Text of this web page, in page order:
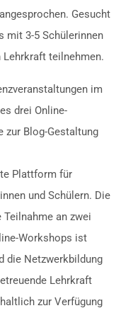
Gesucht
mit 3-5 Schülerinnen
Lehrkraft teilnehmen.
im
drei Online-
zur Blog-Gestaltung
Plattform für
und Schülern. Die
an zwei
Workshops ist
die Netzwerkbildung
Lehrkraft
zur Verfügung